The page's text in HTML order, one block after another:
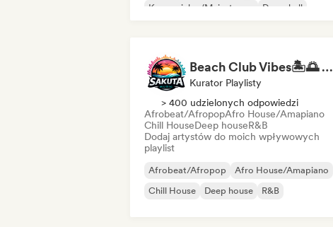
Komercjalny/Mainstream
Dancehall
Beach Club Vibes🏝️🌅 by Sakuta Music
Kurator Playlisty
> 400 udzielonych odpowiedzi
Afrobeat/AfropopAfro House/Amapiano
Chill HouseDeep houseR&B
Dodaj artystów do moich wpływowych
playlist
Afrobeat/Afropop
Afro House/Amapiano
Chill House
Deep house R&B